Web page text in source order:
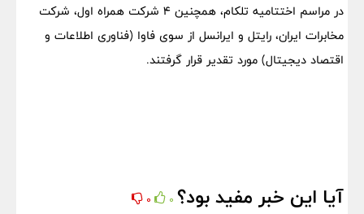
در مراسم اختتامیه تلکام، همچنین ۴ شرکت همراه اول، شرکت
مخابرات ایران، رایتل و ایرانسل از سوی فاوا (فناوری اطلاعات و
اقتصاد دیجیتال) مورد تقدیر قرار گرفتند.
آیا این خبر مفید بود؟ 0
0